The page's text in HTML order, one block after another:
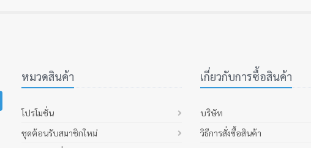
หมวดสินค้า
โปรโมชั่น
ชุดต้อนรับสมาชิกใหม่
เกี่ยวกับการซื้อสินค้า
บริษัท
วิธีการสั่งซื้อสินค้า